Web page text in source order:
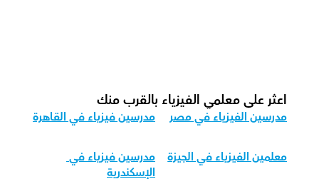
اعثر على معلمي الفيزياء بالقرب منك
مدرسين الفيزياء في مصر
مدرسين فيزياء في القاهرة
معلمين الفيزياء في الجيزة
مدرسين فيزياء في
الإسكندرية